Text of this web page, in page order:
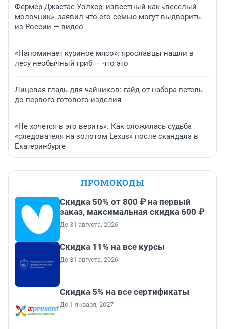
Фермер Джастас Уолкер, известный как «веселый
молочник», заявил что его семью могут выдворить
из России — видео
«Напоминает куриное мясо»: ярославцы нашли в
лесу необычный гриб — что это
Лицевая гладь для чайников: гайд от набора петель
до первого готового изделия
«Не хочется в это верить». Как сложилась судьба
«следователя на золотом Lexus» после скандала в
Екатеринбурге
ПРОМОКОДЫ
Скидка 50% от 800 ₽ на первый
заказ, максимальная скидка 600 ₽
До 31 августа, 2026
Скидка 11% на все курсы
До 31 августа, 2026
Скидка 5% на все сертификаты
До 1 января, 2027